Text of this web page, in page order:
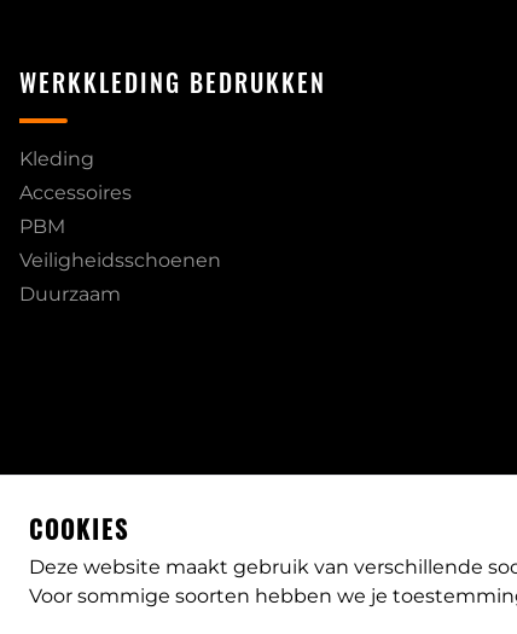
WERKKLEDING BEDRUKKEN
Kleding
Accessoires
PBM
Veiligheidsschoenen
Duurzaam
COOKIES
Deze website maakt gebruik van verschillende
Voor sommige soorten hebben we je